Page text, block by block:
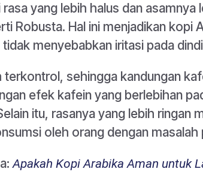
yang lebih halus dan asamnya
Robusta. Hal ini menjadikan kopi
menyebabkan iritasi pada
sehingga kandungan
efek kafein yang berlebihan
itu, rasanya yang lebih ringan
oleh orang dengan masalah
Apakah Kopi Arabika Aman untuk